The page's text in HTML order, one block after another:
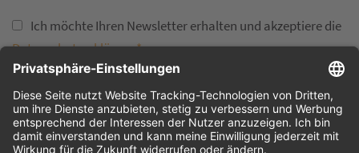
Ich möchte Ihren Newsletter erhalten und akzeptiere die
Datenschutzerklärung*.
Sie können den Newsletter jederzeit über den Link in unserem Newsletter
abbestellen.